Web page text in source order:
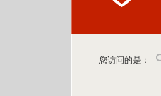
您访问的是：